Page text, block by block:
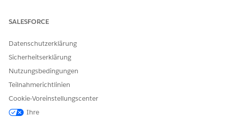
SALESFORCE
Datenschutzerklärung
Sicherheitserklärung
Nutzungsbedingungen
Teilnahmerichtlinien
Cookie-Voreinstellungscenter
Ihre